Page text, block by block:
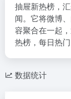
抽屉新热榜，
闻。它将微博
容聚合在一起
热榜，每日热
数据统计